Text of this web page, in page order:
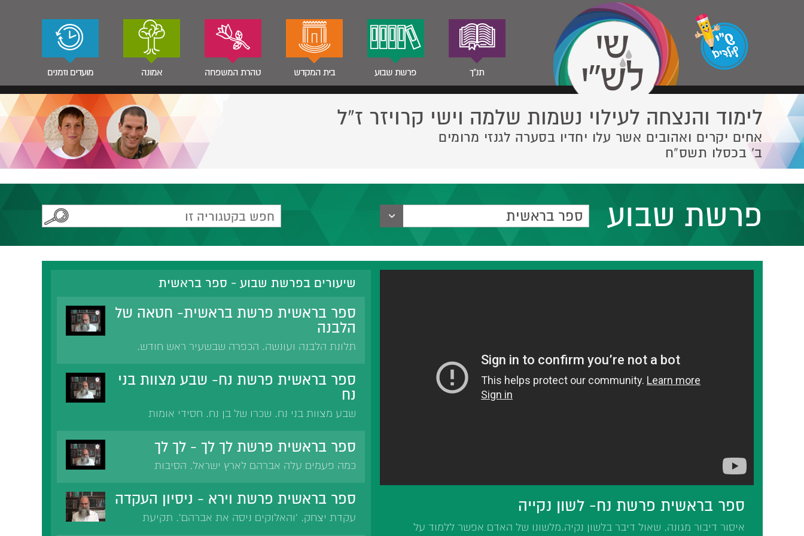
תנ"ך פרשת שבוע בית המקדש טהרת המשפחה אמונה מועדים וזמנים
לימוד והנצחה לעילוי נשמות שלמה וישי קרויזר ז”ל
אחים יקרים ואהובים אשר עלו יחדיו בסערה לגנזי מרומים
ב' בכסלו תשס”ח
פרשת שבוע ספר בראשית
ספר בראשית פרשת נח- לשון נקייה
איסור דיבור מגונה. שאול דיבר בלשון נקיה.מלשונו של האדם אפשר ללמוד על
שיעורים בפרשת שבוע - ספר בראשית
ספר בראשית פרשת בראשית- חטאה של
הלבנה
תלונת הלבנה ועונשה. הכפרה שבשעיר ראש חודש.
מידת הענווה.
ספר בראשית פרשת נח- שבע מצוות בני
נח
שבע מצוות בני נח. שכרו של בן נח. חסידי אומות
לקיים את שבע מצוות בני נח.
ספר בראשית פרשת לך לך - לך לך
כמה פעמים עלה אברהם לארץ ישראל. הסיבות
ספר בראשית פרשת וירא - ניסיון העקדה
עקדת יצחק. 'והאלוקים ניסה את אברהם'. תקיעת